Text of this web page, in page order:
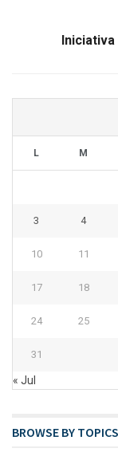
L M
3 4
10 11
17 18
24 25
31
« Jul
BROWSE BY TOPICS